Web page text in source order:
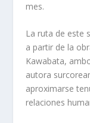
mes.
La ruta de este
a partir de la
Kawabata,
autora
aproximarse
relaciones